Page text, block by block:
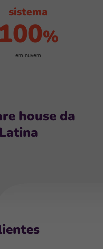
sistema
100%
em nuvem
house da